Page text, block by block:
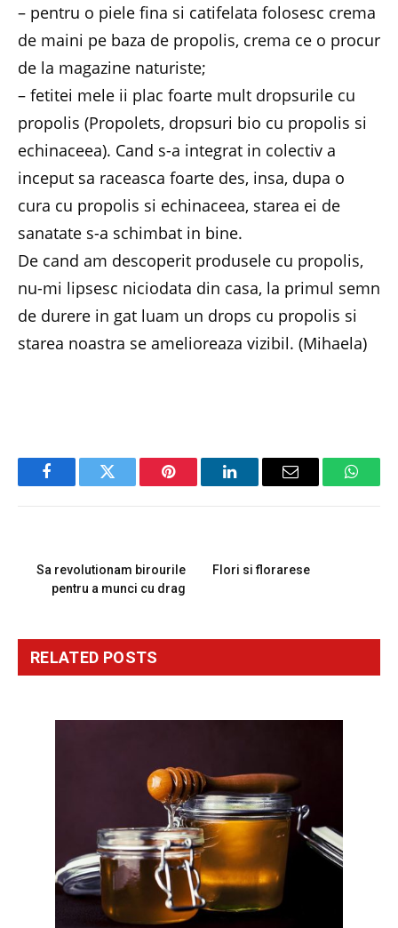
– pentru o piele fina si catifelata folosesc crema
de maini pe baza de propolis, crema ce o procur
de la magazine naturiste;
– fetitei mele ii plac foarte mult dropsurile cu
propolis (Propolets, dropsuri bio cu propolis si
echinaceea). Cand s-a integrat in colectiv a
inceput sa raceasca foarte des, insa, dupa o
cura cu propolis si echinaceea, starea ei de
sanatate s-a schimbat in bine.
De cand am descoperit produsele cu propolis,
nu-mi lipsesc niciodata din casa, la primul semn
de durere in gat luam un drops cu propolis si
starea noastra se amelioreaza vizibil. (Mihaela)
FacebookTwitter Pinterest LinkedInEmail
Sa revolutionam birourile
pentru a munci cu drag
Flori si florarese
RELATED POSTS